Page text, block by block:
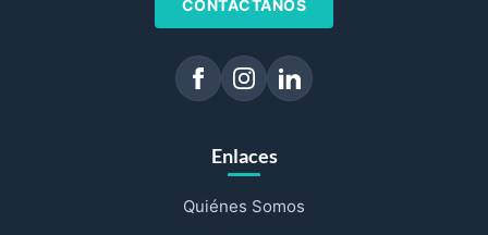
CONTÁCTANOS
Enlaces
Quiénes Somos